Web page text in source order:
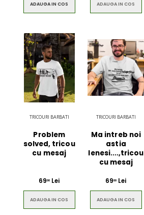
ADAUGA IN COS ADAUGA IN COS
TRICOURI BARBATI
Problem
solved, tricou
cu mesaj
6900 Lei
ADAUGA IN COS
TRICOURI BARBATI
Ma intreb noi
astia
lenesi....,tricou
cu mesaj
6900 Lei
ADAUGA IN COS